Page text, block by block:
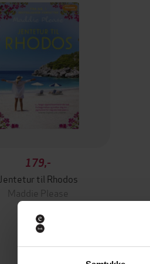
179,-
Jentetur til Rhodos
Maddie Please